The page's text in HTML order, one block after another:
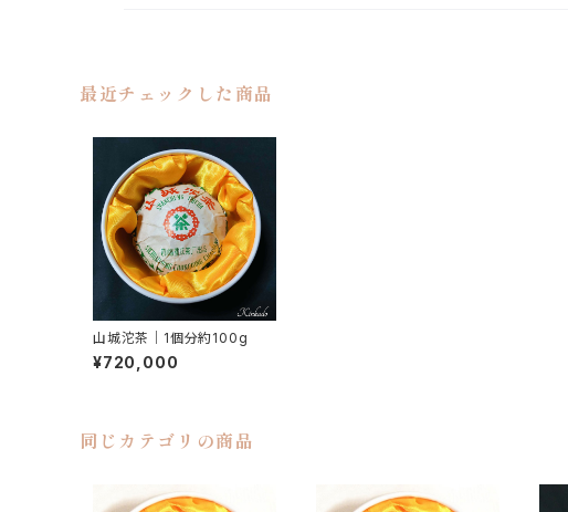
最近チェックした商品
山城沱茶｜1個分約100g
¥720,000
同じカテゴリの商品